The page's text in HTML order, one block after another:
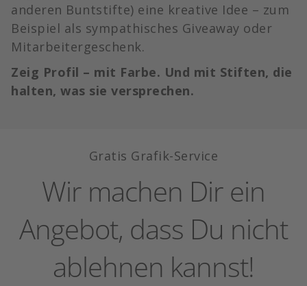
anderen Buntstifte) eine kreative Idee – zum
Beispiel als sympathisches Giveaway oder
Mitarbeitergeschenk.
Zeig Profil – mit Farbe. Und mit Stiften, die
halten, was sie versprechen.
Gratis Grafik-Service
Wir machen Dir ein
Angebot, dass Du nicht
ablehnen kannst!